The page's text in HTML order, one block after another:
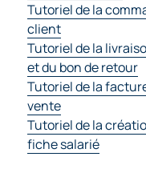
Tutoriel de la
client
Tutoriel de la
et du bon de retour
Tutoriel de la
vente
Tutoriel de la
fiche salarié